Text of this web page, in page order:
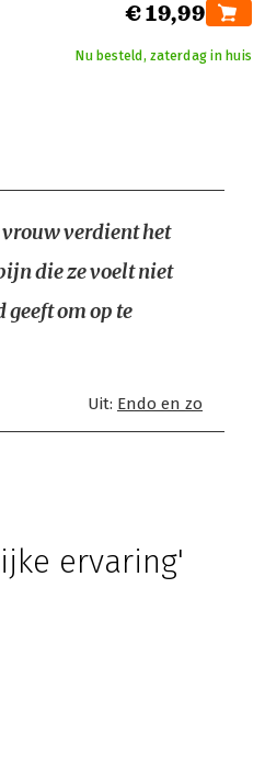
€ 19,99
Nu besteld, zaterdag in huis
verdient het
die ze voelt niet
om op te
Uit: Endo en zo
ervaring'